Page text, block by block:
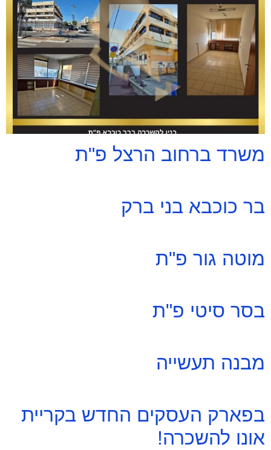
משרד ברחוב הרצל פ"ת
בר כוכבא בני ברק
מוטה גור פ"ת
בסר סיטי פ"ת
מבנה תעשייה
בפארק העסקים החדש בקריית
אונו להשכרה!